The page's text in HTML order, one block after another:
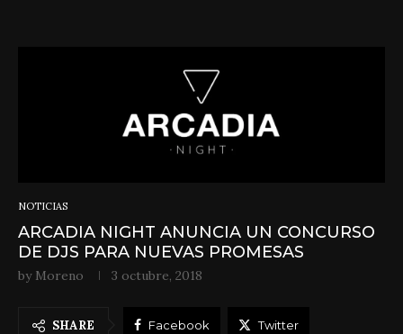
NOTICIAS
ARCADIA NIGHT ANUNCIA UN CONCURSO
DE DJS PARA NUEVAS PROMESAS
by Moreno 3 octubre, 2018
SHARE Facebook Twitter